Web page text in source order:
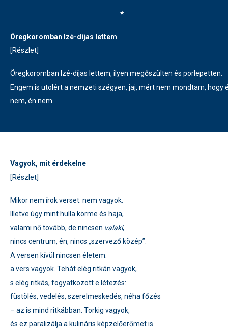
*
Öregkoromban Izé-díjas lettem
[Részlet]
Öregkoromban Izé-díjas lettem, ilyen megőszülten és porlepetten.
Engem is utolért a nemzeti szégyen, jaj, mért nem mondtam, hogy
nem, én nem.
Vagyok, mit érdekelne
[Részlet]
Mikor nem írok verset: nem vagyok.
Illetve úgy mint hulla körme és haja,
valami nő tovább, de nincsen valaki,
nincs centrum, én, nincs „szervező közép”.
A versen kívül nincsen életem:
a vers vagyok. Tehát elég ritkán vagyok,
s elég ritkás, fogyatkozott e létezés:
füstölés, vedelés, szerelmeskedés, néha főzés
– az is mind ritkábban. Torkig vagyok,
és ez paralizálja a kulináris képzelőerőmet is.